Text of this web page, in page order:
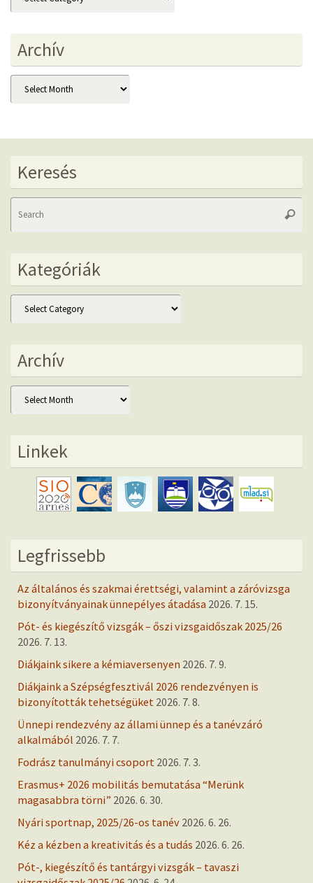
Archív
Archív
Keresés
Kategóriák
Kategóriák
Archív
Archív
Linkek
Legfrissebb
Az általános és szakmai érettségi, valamint a záróvizsga
bizonyítványainak ünnepélyes átadása 2026. 7. 15.
Pót- és kiegészítő vizsgák – őszi vizsgaidőszak 2025/26
2026. 7. 13.
Diákjaink sikere a kémiaversenyen 2026. 7. 9.
Diákjaink a Szépségfesztivál 2026 rendezvényen is
bizonyították tehetségüket 2026. 7. 8.
Ünnepi rendezvény az állami ünnep és a tanévzáró
alkalmából 2026. 7. 7.
Fodrász tanulmányi csoport 2026. 7. 3.
Erasmus+ 2026 mobilitás bemutatása “Merünk
magasabbra törni” 2026. 6. 30.
Nyári sportnap, 2025/26-os tanév 2026. 6. 26.
Kéz a kézben a kreativitás és a tudás 2026. 6. 26.
Pót-, kiegészítő és tantárgyi vizsgák – tavaszi